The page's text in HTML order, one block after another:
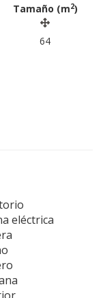
Tamaño (m2)
64
eléctrica